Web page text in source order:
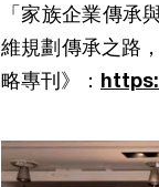
「家族企業傳承
維規劃傳承之路
略專刊》：